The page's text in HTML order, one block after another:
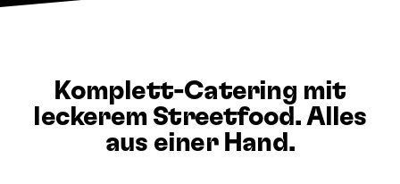
Komplett-Catering mit
leckerem Streetfood. Alles
aus einer Hand.